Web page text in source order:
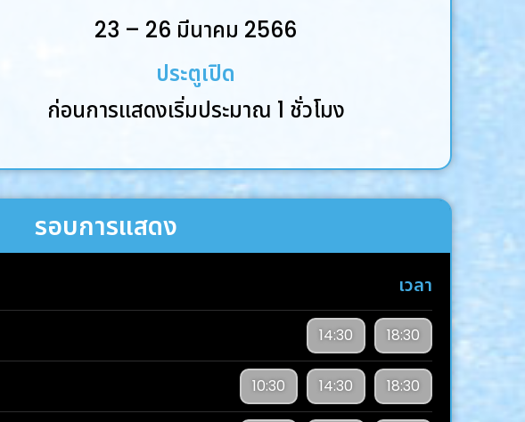
23 – 26 มีนาคม 2566
ประตูเปิด
ก่อนการแสดงเริ่มประมาณ 1 ชั่วโมง
รอบการแสดง
เวลา
14:30 18:30
10:30 14:30 18:30